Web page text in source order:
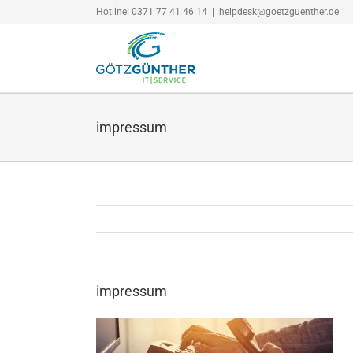
Inhalt
Hotline! 0371 77 41 46 14 helpdesk@goetzguenther.de
impressum
impressum